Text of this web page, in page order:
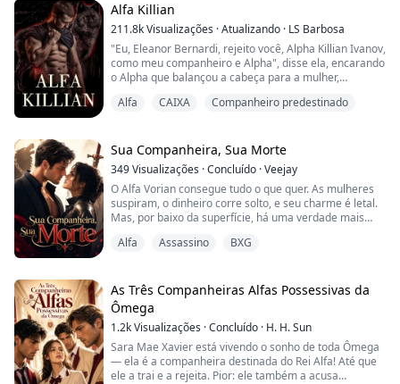
Alastair, e deixa a alcateia.
No entanto, para surpresa de Fiona, após ser rejeitado,
Mic...
Alfa Killian
211.8kVisualizações ·Atualizando · LS Barbosa
"Eu, Eleanor Bernardi, rejeito você, Alpha Killian Ivanov,
como meu companheiro e Alpha", disse ela, encarando
o Alpha que balançou a cabeça para a mulher,
Ele caminhou em direção a ela, seus olhos fixos nela,
lábios aos dela. "Você é minha, Eleanor, e...
Alfa CAIXA Companheiro predestinado
Sua Companheira, Sua Morte
349Visualizações ·Concluído ·Veejay
O Alfa Vorian consegue tudo o que quer. As mulheres
suspiram, o dinheiro corre solto, e seu charme é letal.
Mas, por baixo da superfície, há uma verdade mais
impecável e temido, um homem que nunca erra o alvo.
da matilha que seu irmão governa como Alfa, ela abriu
o próprio caminho — um caminho c...
Alfa Assassino BXG
As Três Companheiras Alfas Possessivas da
Ômega
1.2kVisualizações ·Concluído · H. H. Sun
Sara Mae Xavier está vivendo o sonho de toda Ômega
— ela é a companheira destinada do Rei Alfa! Até que
ele a trai e a rejeita. Pior: ele também a acusa